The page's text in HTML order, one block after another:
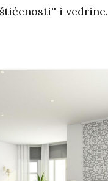
i vedrine.